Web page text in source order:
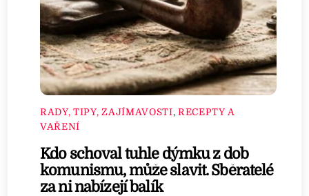
RADY, TIPY, ZAJÍMAVOSTI, RECEPTY A
VAŘENÍ
Kdo schoval tuhle dýmku z dob
komunismu, může slavit. Sběratelé
za ni nabízejí balík